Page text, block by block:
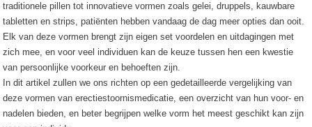
traditionele pillen tot innovatieve vormen zoals gelei, druppels, kauwbare
tabletten en strips, patiënten hebben vandaag de dag meer opties dan ooit.
Elk van deze vormen brengt zijn eigen set voordelen en uitdagingen met
zich mee, en voor veel individuen kan de keuze tussen hen een kwestie
van persoonlijke voorkeur en behoeften zijn.
In dit artikel zullen we ons richten op een gedetailleerde vergelijking van
deze vormen van erectiestoornismedicatie, een overzicht van hun voor- en
nadelen bieden, en beter begrijpen welke vorm het meest geschikt kan zijn